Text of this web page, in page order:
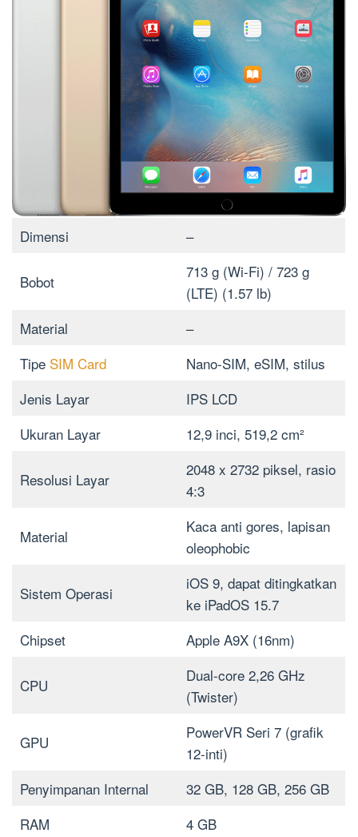
Dimensi –
Bobot
713 g (Wi-Fi) / 723 g
(LTE) (1.57 lb)
Material
–
Tipe SIM Card
Nano-SIM, eSIM, stilus
Jenis Layar
IPS LCD
Ukuran Layar
12,9 inci, 519,2 cm²
Resolusi Layar
2048 x 2732 piksel, rasio
4:3
Material
Kaca anti gores, lapisan
oleophobic
Sistem Operasi
iOS 9, dapat ditingkatkan
ke iPadOS 15.7
Chipset
Apple A9X (16nm)
CPU
Dual-core 2,26 GHz
(Twister)
GPU
PowerVR Seri 7 (grafik
12-inti)
Penyimpanan Internal
32 GB, 128 GB, 256 GB
RAM
4 GB